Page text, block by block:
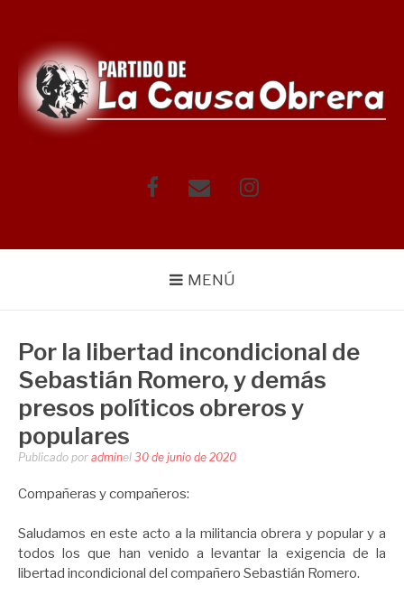
contenido
FacebookCorreo Instagram
MENÚ
Por la libertad incondicional de
Sebastián Romero, y demás
presos políticos obreros y
populares
Publicado por adminel 30 de junio de 2020
Compañeras y compañeros:
Saludamos en este acto a la militancia obrera y popular y a
todos los que han venido a levantar la exigencia de la
libertad incondicional del compañero Sebastián Romero.